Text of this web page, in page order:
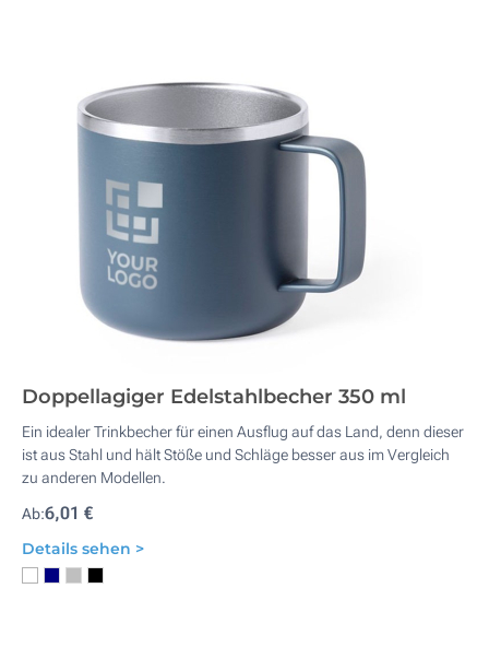
Doppellagiger Edelstahlbecher 350 ml
Ein idealer Trinkbecher für einen Ausflug auf das Land, denn dieser
ist aus Stahl und hält Stöße und Schläge besser aus im Vergleich
zu anderen Modellen.
Ab:6,01 €
Details sehen >